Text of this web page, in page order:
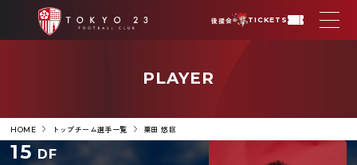
後援会 TICKETS
PLAYER
HOME トップチーム選手一覧 栗田 悠巨
15 DF